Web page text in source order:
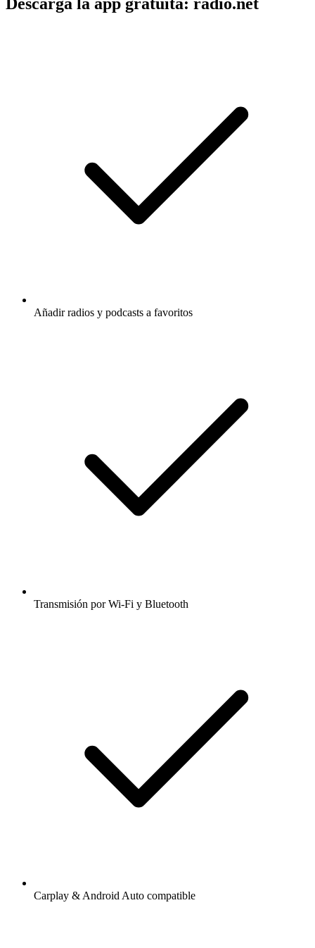
Añadir radios y podcasts a favoritos
Transmisión por Wi-Fi y Bluetooth
Carplay & Android Auto compatible